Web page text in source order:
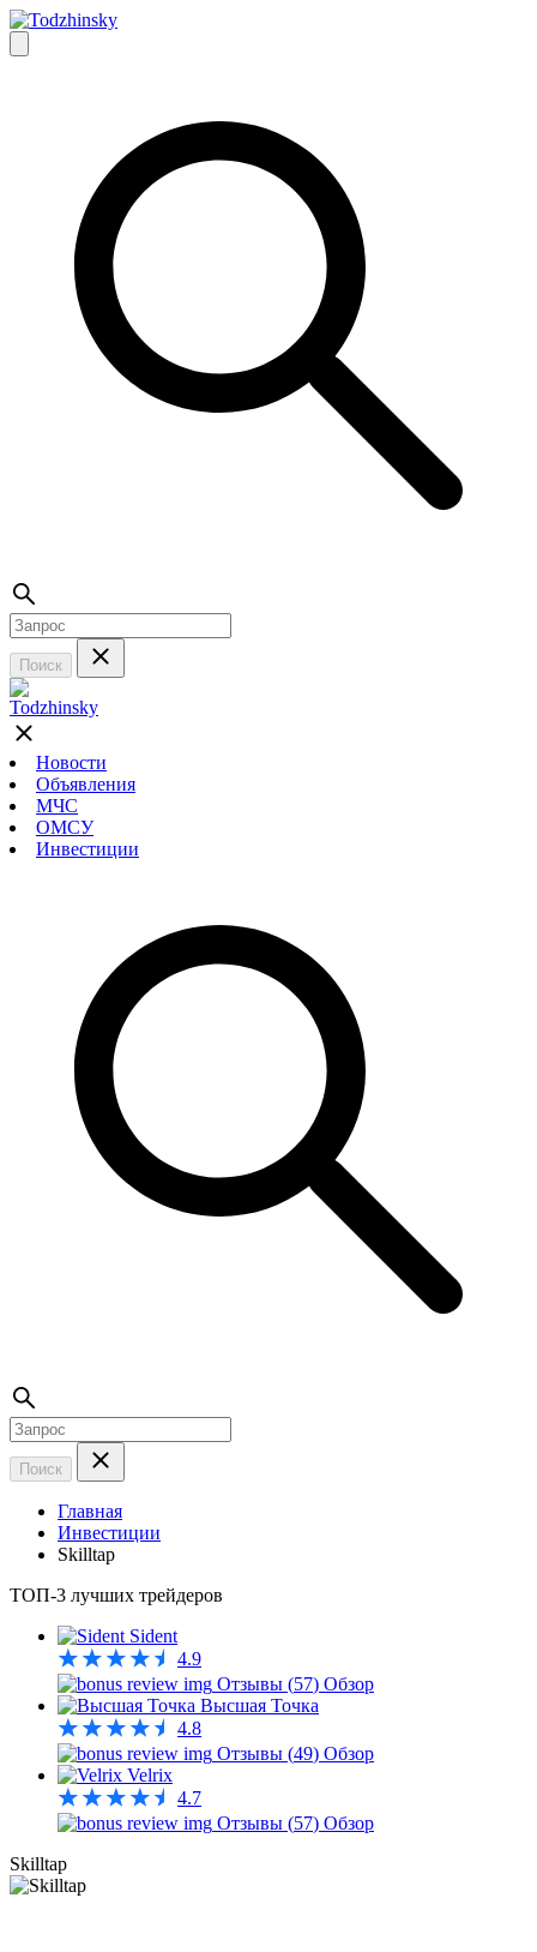
Поиск
Новости
Объявления
МЧС
ОМСУ
Инвестиции
Поиск
Главная
Инвестиции
Skilltap
ТОП-3 лучших трейдеров
Sident
4.9
Отзывы (57) Обзор
Высшая Точка
4.8
Отзывы (49) Обзор
Velrix
4.7
Отзывы (57) Обзор
Skilltap